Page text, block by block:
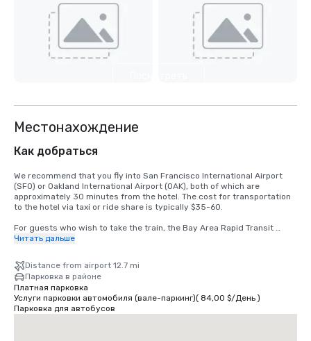
Местонахождение
Как добраться
We recommend that you fly into San Francisco International Airport
(SFO) or Oakland International Airport (OAK), both of which are
approximately 30 minutes from the hotel. The cost for transportation
to the hotel via taxi or ride share is typically $35-60.
For guests who wish to take the train, the Bay Area Rapid Transit
(BART) train runs between SFO and San Francisco every 15-20
station located in the international terminal. Exit the train at the
Montgomery Street Station. The Palace Hotel is located at the corner
of Market and New Montgomery Street, directly across from the train
station. The total cost is $8.65. Travel time is approximately 45
minutes.
Читать дальше
Distance from airport 12.7 mi
Парковка в районе
Платная парковка
Услуги парковки автомобиля (вале-паркинг)( 84,00 $/День)
Парковка для автобусов